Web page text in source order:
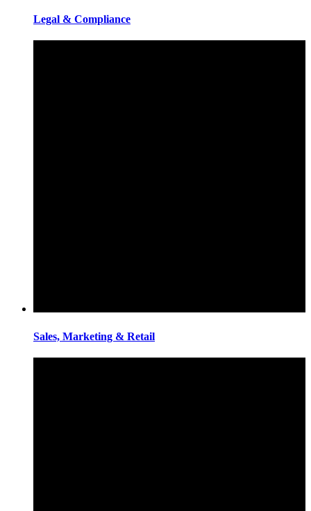
Legal & Compliance
Sales, Marketing & Retail